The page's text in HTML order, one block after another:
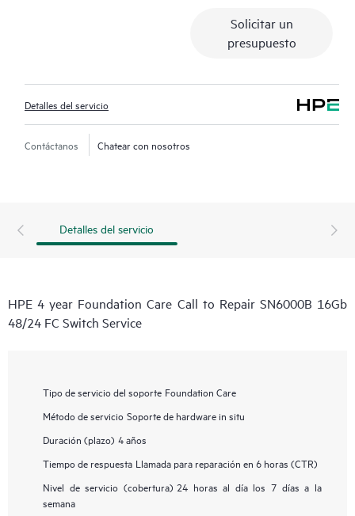
Solicitar un
presupuesto
Detalles del servicio
Contáctanos Chatear con nosotros
Detalles del servicio
HPE 4 year Foundation Care Call to Repair SN6000B 16Gb
48/24 FC Switch Service
Tipo de servicio del soporte Foundation Care
Método de servicio Soporte de hardware in situ
Duración (plazo) 4 años
Tiempo de respuesta Llamada para reparación en 6 horas (CTR)
Nivel de servicio (cobertura) 24 horas al día los 7 días a la
semana